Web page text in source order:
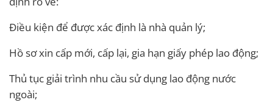
Điều kiện để được xác định là nhà quản lý;
Hồ sơ xin cấp mới, cấp lại, gia hạn giấy phép lao động;
Thủ tục giải trình nhu cầu sử dụng lao động nước
ngoài;